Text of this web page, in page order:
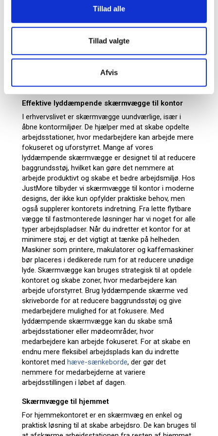
Tillad alle
Tillad valgte
Afvis
akustikwhiteboards op på væggen, så du dæmper støj
og snak fra kollegerne endnu mere. Skal du indrette
bør du tage et kig på vores øvrige
du kan finde alt fra bogreoler og kontorskabe til
til kontoret hos JustMore, og du sparer både tid og
penge ved at samle alle dine køb hos os.
Effektive lyddæmpende skærmvægge til kontor
I erhvervslivet er skærmvægge uundværlige, især i
åbne kontormiljøer. De hjælper med at skabe opdelte
arbejdsstationer, hvor medarbejdere kan arbejde mere
fokuseret og uforstyrret. Mange af vores
lyddæmpende skærmvægge er designet til at reducere
baggrundsstøj, hvilket kan gøre det nemmere at
arbejde produktivt og skabe et bedre arbejdsmiljø. Hos
JustMore tilbyder vi skærmvægge til kontor i moderne
designs, der ikke kun opfylder praktiske behov, men
også supplerer kontorets indretning. Fra lette flytbare
vægge til fastmonterede løsninger har vi noget for alle
typer arbejdspladser. Når du indretter et kontor for at
minimere støj, er det vigtigt at tænke på helheden.
Maskiner som printere, makulatorer og kaffemaskiner
bør placeres i dedikerede rum for at reducere unødige
lyde. Skærmvægge kan bruges strategisk til at opdele
kontoret og skabe zoner, hvor medarbejdere kan
arbejde uforstyrret. Brug lyddæmpende skærme ved
skriveborde for at reducere baggrundsstøj og give
medarbejdere mulighed for at fokusere. Med
lyddæmpende skærmvægge kan du skabe små
arbejdsstationer eller mødeområder, hvor
medarbejdere kan arbejde fokuseret. For at skabe en
endnu mere fleksibel arbejdsplads kan du indrette
kontoret med hæve-sænkeborde, der gør det
nemmere for medarbejderne at variere
arbejdsstillingen i løbet af dagen.
Skærmvægge til hjemmet
For hjemmekontoret er en skærmvæg en enkel og
praktisk løsning til at skabe arbejdsro. De kan bruges til